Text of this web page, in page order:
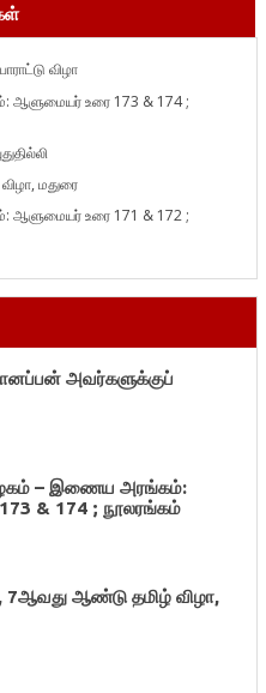
விழா
ஆளுமையர் உரை 173 & 174 ;
மதுரை
ஆளுமையர் உரை 171 & 172 ;
அவர்களுக்குப்
– இணைய அரங்கம்:
& 174 ; நூலரங்கம்
7ஆவது ஆண்டு தமிழ் விழா,